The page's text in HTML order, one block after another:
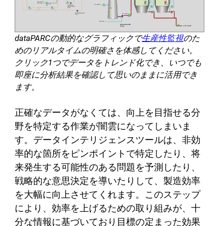
dataPARCの動的なグラフィックで生産性監視のた
めのリアルタイムの明確さを体感してください。
クリック1つでデータをトレンド化でき、いつでも
即座に分析結果を確認して思いのままに活用でき
ます。
正確なデータがなくては、向上を目指せる分
野を特定する作業が闇雲になってしまいま
す。データインテリジェンスツールは、非効
率的な箇所をピンポイントで特定したり、将
来発生する可能性のある問題を予測したり、
戦略的な意思決定を導いたりして、製造効率
を大幅に向上させてくれます。このステップ
により、効率を上げるための取り組みが、十
分な情報に基づいており目標の定まった効果